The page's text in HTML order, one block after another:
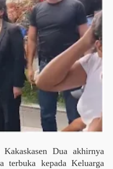
Dua akhirnya
terbuka kepada Keluarga